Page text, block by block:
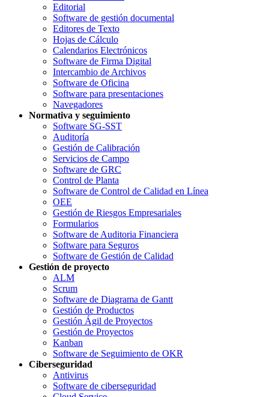
Editorial
Software de gestión documental
Editores de Texto
Hojas de Cálculo
Calendarios Electrónicos
Software de Firma Digital
Intercambio de Archivos
Software de Oficina
Software para presentaciones
Navegadores
Normativa y seguimiento
Software SG-SST
Auditoría
Gestión de Calibración
Servicios de Campo
Software de GRC
Control de Planta
Software de Control de Calidad en Línea
OEE
Gestión de Riesgos Empresariales
Formularios
Software de Auditoria Financiera
Software para Seguros
Software de Gestión de Calidad
Gestión de proyecto
ALM
Scrum
Software de Diagrama de Gantt
Gestión de Productos
Gestión Ágil de Proyectos
Gestión de Proyectos
Kanban
Software de Seguimiento de OKR
Ciberseguridad
Antivirus
Software de ciberseguridad